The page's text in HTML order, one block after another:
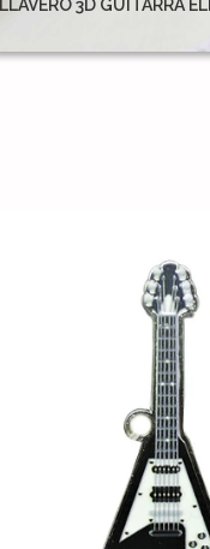
LLAVERO 3D GUITARRA